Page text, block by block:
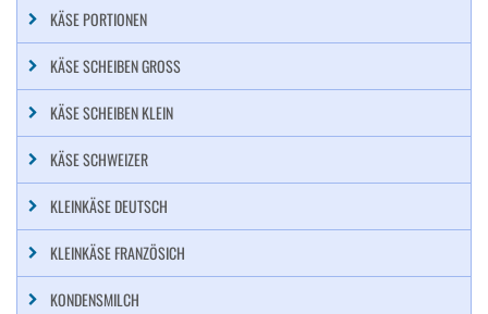
KÄSE PORTIONEN
KÄSE SCHEIBEN GROSS
KÄSE SCHEIBEN KLEIN
KÄSE SCHWEIZER
KLEINKÄSE DEUTSCH
KLEINKÄSE FRANZÖSICH
KONDENSMILCH